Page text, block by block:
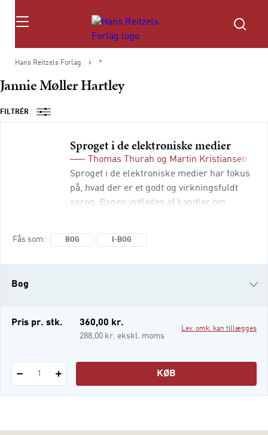
Søg
Hans Reitzels Forlag *
Jannie Møller Hartley
FILTRÉR
Sproget i de elektroniske medier
Thomas Thurah og Martin Kristiansen
Sproget i de elektroniske medier har fokus
på, hvad der er et godt og virkningsfuldt
sprog. Bogen indledes af kapitler om
Fås som BOG I-BOG
Bog
i-bog
Pris pr. stk. 360,00 kr.
288,00 kr. ekskl. moms
Lev. omk. kan tillægges
1 KØB